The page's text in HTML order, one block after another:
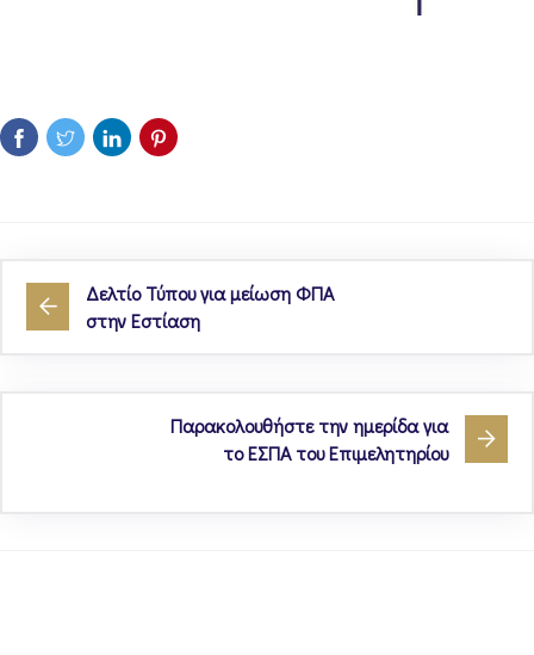
Δελτίο Τύπου για μείωση ΦΠΑ
στην Εστίαση
Παρακολουθήστε την ημερίδα για
το ΕΣΠΑ του Επιμελητηρίου